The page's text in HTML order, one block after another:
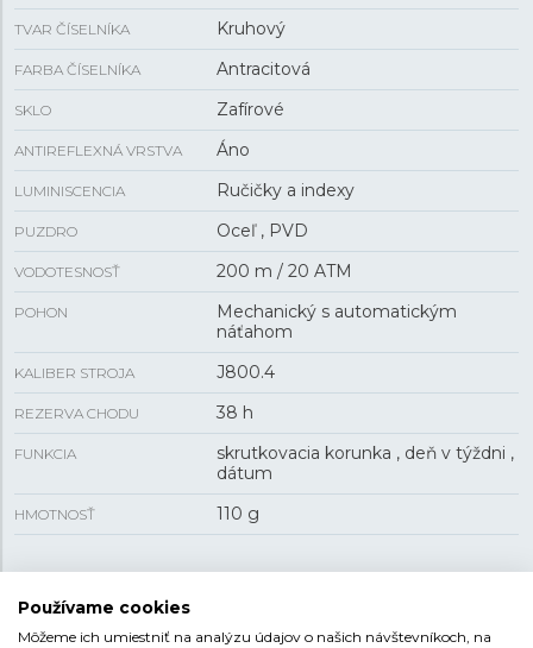
TVAR ČÍSELNÍKA Kruhový
FARBA ČÍSELNÍKA Antracitová
SKLO Zafírové
ANTIREFLEXNÁ VRSTVA Áno
LUMINISCENCIA Ručičky a indexy
PUZDRO Oceľ , PVD
VODOTESNOSŤ 200 m / 20 ATM
POHON
Mechanický s automatickým
náťahom
KALIBER STROJA J800.4
REZERVA CHODU 38 h
FUNKCIA
skrutkovacia korunka , deň v týždni ,
dátum
HMOTNOSŤ 110 g
HRÚBKA 13 mm
Používame cookies
Môžeme ich umiestniť na analýzu údajov o našich návštevníkoch, na